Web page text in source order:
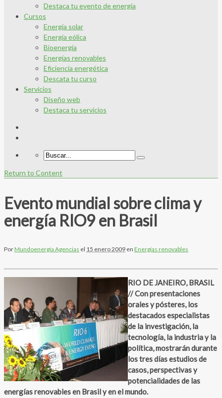
Destaca tu evento de energía
Cursos
Energía solar
Energía eólica
Bioenergía
Energías renovables
Eficiencia energética
Descata tu curso
Servicios
Diseño web
Destaca tu servicios
Return to Content
Evento mundial sobre clima y
energía RIO9 en Brasil
PorMundoenergía Agencias el 15 enero 2009 en Energías renovables
RIO DE JANEIRO, BRASIL
// Con presentaciones
orales y pósteres, los
destacados especialistas
de la investigación, la
tecnología, la industria y la
política, mostrarán durante
los tres días estudios de
casos, perspectivas y
potencialidades de las
energías renovables en Brasil y en el mundo.